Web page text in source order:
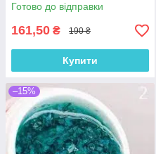
Готово до відправки
161,50 ₴ 190 ₴
Купити
–15%